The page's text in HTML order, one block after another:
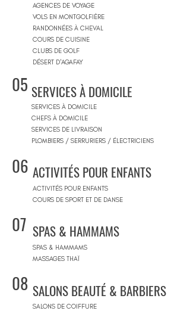
AGENCES DE VOYAGE
VOLS EN MONTGOLFIÈRE
RANDONNÉES À CHEVAL
COURS DE CUISINE
CLUBS DE GOLF
DÉSERT D'AGAFAY
05 SERVICES À DOMICILE
SERVICES À DOMICILE
CHEFS À DOMICILE
SERVICES DE LIVRAISON
PLOMBIERS / SERRURIERS / ÉLECTRICIENS
06 ACTIVITÉS POUR ENFANTS
ACTIVITÉS POUR ENFANTS
COURS DE SPORT ET DE DANSE
07 SPAS & HAMMAMS
SPAS & HAMMAMS
MASSAGES THAÏ
08 SALONS BEAUTÉ & BARBIERS
SALONS DE COIFFURE